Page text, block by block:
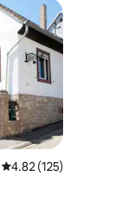
Calificación promedio:
4.82 (125)